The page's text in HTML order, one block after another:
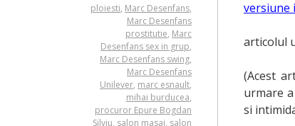
ploiesti, Marc Desenfans,
Marc Desenfans
prostitutie, Marc
Desenfans sex in grup,
Marc Desenfans swing,
Marc Desenfans
Unilever, marc esnault,
mihai burducea,
procuror Epure Bogdan
Silviu, salon masaj, salon
versiune
articolul
(Acest
urmare
si